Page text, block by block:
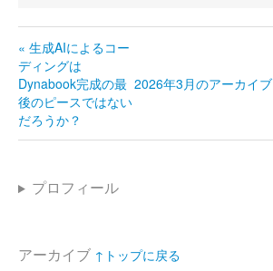
« 生成AIによるコー
ディングは
Dynabook完成の最
後のピースではない
だろうか？
2026年3月のアーカイブ
プロフィール
アーカイブ ↑トップに戻る